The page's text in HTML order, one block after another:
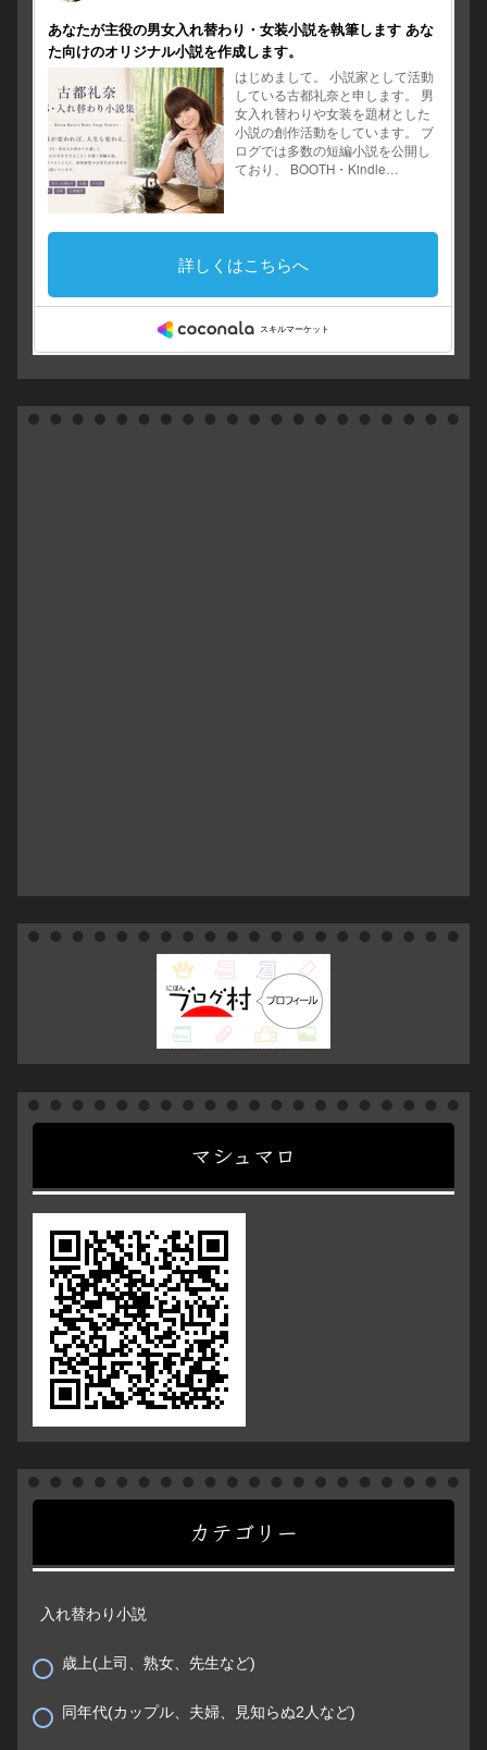
マシュマロ
カテゴリー
入れ替わり小説
歳上(上司、熟女、先生など)
同年代(カップル、夫婦、見知らぬ2人など)